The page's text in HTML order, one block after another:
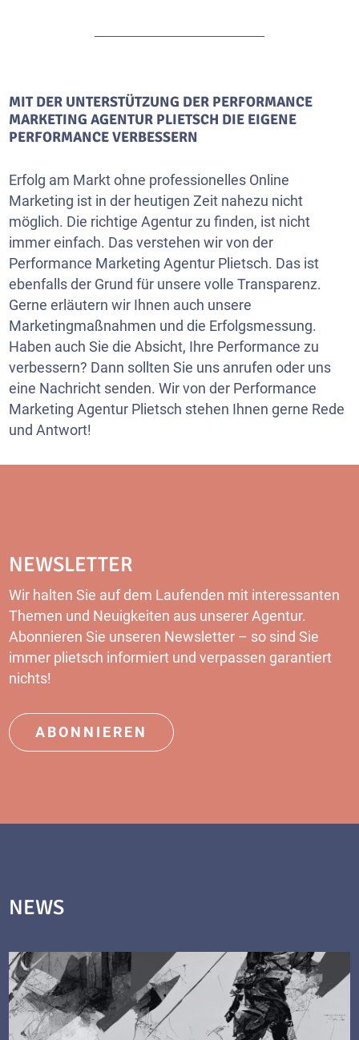
MIT DER UNTERSTÜTZUNG DER PERFORMANCE
MARKETING AGENTUR PLIETSCH DIE EIGENE
PERFORMANCE VERBESSERN
Erfolg am Markt ohne professionelles Online
Marketing ist in der heutigen Zeit nahezu nicht
möglich. Die richtige Agentur zu finden, ist nicht
immer einfach. Das verstehen wir von der
Performance Marketing Agentur Plietsch. Das ist
ebenfalls der Grund für unsere volle Transparenz.
Gerne erläutern wir Ihnen auch unsere
Marketingmaßnahmen und die Erfolgsmessung.
Haben auch Sie die Absicht, Ihre Performance zu
verbessern? Dann sollten Sie uns anrufen oder uns
eine Nachricht senden. Wir von der Performance
Marketing Agentur Plietsch stehen Ihnen gerne Rede
und Antwort!
NEWSLETTER
Wir halten Sie auf dem Laufenden mit interessanten
Themen und Neuigkeiten aus unserer Agentur.
Abonnieren Sie unseren Newsletter – so sind Sie
immer plietsch informiert und verpassen garantiert
nichts!
ABONNIEREN
NEWS